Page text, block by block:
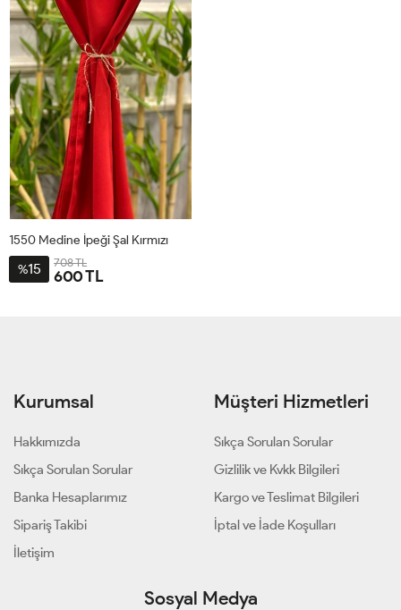
1550 Medine İpeği Şal Kırmızı
%15 708 TL
600 TL
Kurumsal
Hakkımızda
Sıkça Sorulan Sorular
Banka Hesaplarımız
Sipariş Takibi
İletişim
Müşteri Hizmetleri
Sıkça Sorulan Sorular
Gizlilik ve Kvkk Bilgileri
Kargo ve Teslimat Bilgileri
İptal ve İade Koşulları
Sosyal Medya